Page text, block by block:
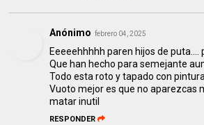
Anónimo febrero 04, 2025
Eeeeehhhhh paren hijos de puta....
Que han hecho para semejante
Todo esta roto y tapado con
Vuoto mejor es que no aparezcas
matar inutil
RESPONDER